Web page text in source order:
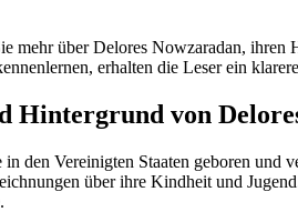
mehr über Delores Nowzaradan,
erhalten die Leser ein
Hintergrund von
den Vereinigten Staaten geboren und
über ihre Kindheit und